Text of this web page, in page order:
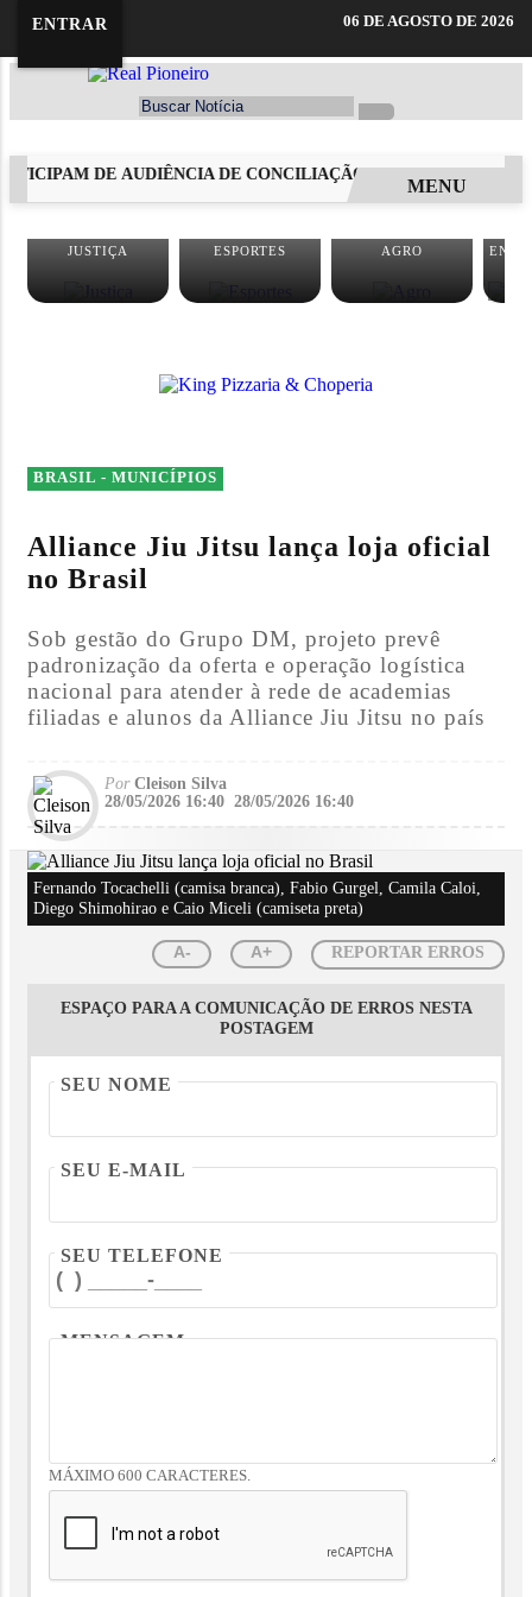
ENTRAR 06 DE AGOSTO DE 2026
DE AUDIÊNCIA DE CONCILIAÇÃO BOLSONARO
MENU
JUSTIÇA ESPORTES AGRO
BRASIL - MUNICÍPIOS
Alliance Jiu Jitsu lança loja oficial
no Brasil
Sob gestão do Grupo DM, projeto prevê
padronização da oferta e operação logística
nacional para atender à rede de academias
filiadas e alunos da Alliance Jiu Jitsu no país
PorCleison Silva
28/05/2026 16:40 28/05/2026 16:40
Fernando Tocachelli (camisa branca), Fabio Gurgel, Camila Caloi,
Diego Shimohirao e Caio Miceli (camiseta preta)
A- A+ REPORTAR ERROS
ESPAÇO PARA A COMUNICAÇÃO DE ERROS NESTA
POSTAGEM
SEU NOME
SEU E-MAIL
SEU TELEFONE
MENSAGEM
MÁXIMO 600 CARACTERES.